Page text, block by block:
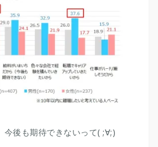
今後も期待できないって( ;∀;)